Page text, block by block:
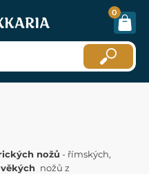
0
nožů - římských,
nožů z